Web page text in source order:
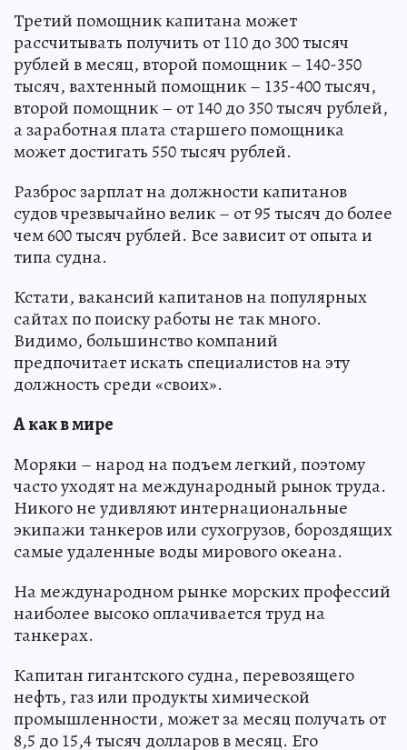
Третий помощник капитана может
рассчитывать получить от 110 до 300 тысяч
рублей в месяц, второй помощник – 140-350
тысяч, вахтенный помощник – 135-400 тысяч,
второй помощник – от 140 до 350 тысяч рублей,
а заработная плата старшего помощника
может достигать 550 тысяч рублей.
Разброс зарплат на должности капитанов
судов чрезвычайно велик – от 95 тысяч до более
чем 600 тысяч рублей. Все зависит от опыта и
типа судна.
Кстати, вакансий капитанов на популярных
сайтах по поиску работы не так много.
Видимо, большинство компаний
предпочитает искать специалистов на эту
должность среди «своих».
А как в мире
Моряки – народ на подъем легкий, поэтому
часто уходят на международный рынок труда.
Никого не удивляют интернациональные
экипажи танкеров или сухогрузов, бороздящих
самые удаленные воды мирового океана.
На международном рынке морских профессий
наиболее высоко оплачивается труд на
танкерах.
Капитан гигантского судна, перевозящего
нефть, газ или продукты химической
промышленности, может за месяц получать от
8,5 до 15,4 тысяч долларов в месяц. Его